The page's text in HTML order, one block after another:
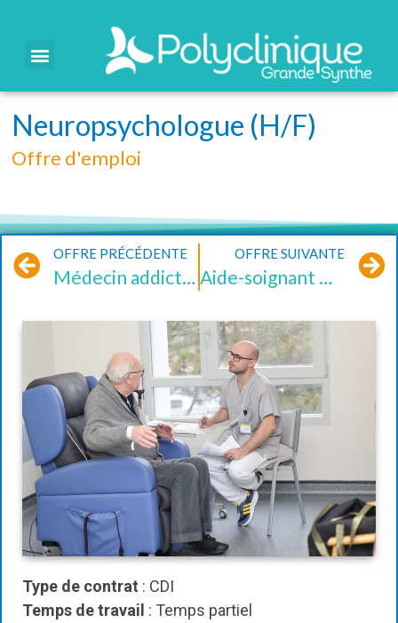
Neuropsychologue (H/F)
Offre d'emploi
OFFRE PRÉCÉDENTE
Médecin addictologue (H/F)
OFFRE SUIVANTE
Aide-soignant CDD (H/F)
Type de contrat : CDI
Temps de travail : Temps partiel